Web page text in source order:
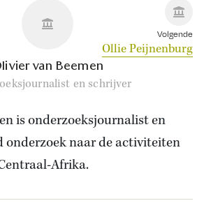
van Beemen
en schrijver
Volgende
Ollie Peijnenburg
is onderzoeksjournalist en
onderzoek naar de activiteiten
Afrika.